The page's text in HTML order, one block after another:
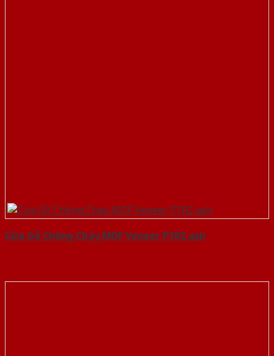
Cửa Gỗ Chống Cháy MDF Veneer P1R2 ash